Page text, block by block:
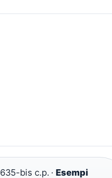
635-bis c.p. ·Esempi